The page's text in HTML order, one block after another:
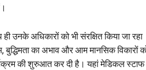
उनके अधिकारों को भी संरक्षित किया जा रहा
का अभाव और आम मानसिक विकारों
की शुरुआत कर दी है। यहां मेडिकल स्टाफ